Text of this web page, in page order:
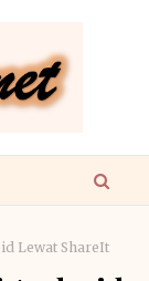
Lewat ShareIt